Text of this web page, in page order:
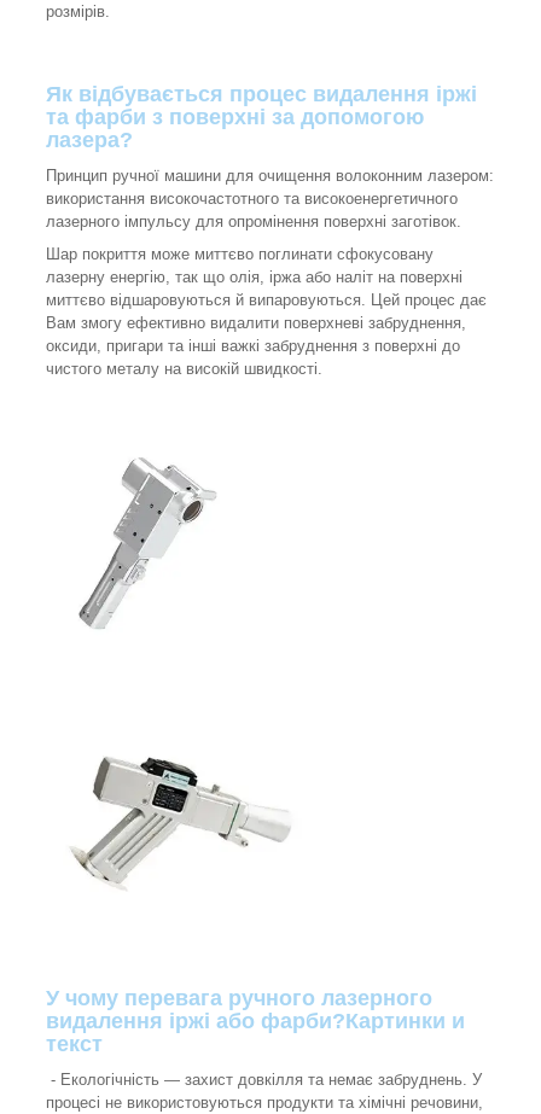
розмірів.
Як відбувається процес видалення іржі
та фарби з поверхні за допомогою
лазера?
Принцип ручної машини для очищення волоконним лазером:
використання високочастотного та високоенергетичного
лазерного імпульсу для опромінення поверхні заготівок.
Шар покриття може миттєво поглинати сфокусовану
лазерну енергію, так що олія, іржа або наліт на поверхні
миттєво відшаровуються й випаровуються. Цей процес дає
Вам змогу ефективно видалити поверхневі забруднення,
оксиди, пригари та інші важкі забруднення з поверхні до
чистого металу на високій швидкості.
У чому перевага ручного лазерного
видалення іржі або фарби?Картинки и
текст
- Екологічність — захист довкілля та немає забруднень. У
процесі не використовуються продукти та хімічні речовини,